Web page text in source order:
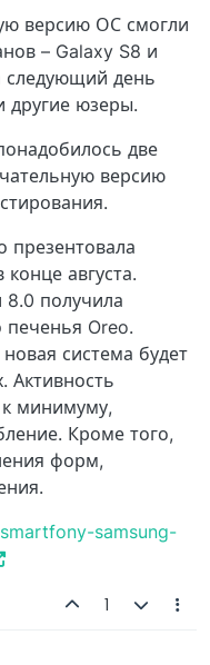
версию ОС смогли
– Galaxy S8 и
следующий день
другие юзеры.
две
версию
августа.
получила
печенья Oreo.
система будет
Активность
минимуму,
Кроме того,
форм,
samsung-
1